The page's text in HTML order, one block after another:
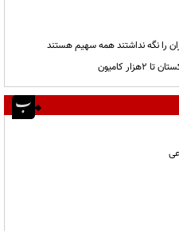
را نگه نداشتند همه سهیم هستند
کامیون